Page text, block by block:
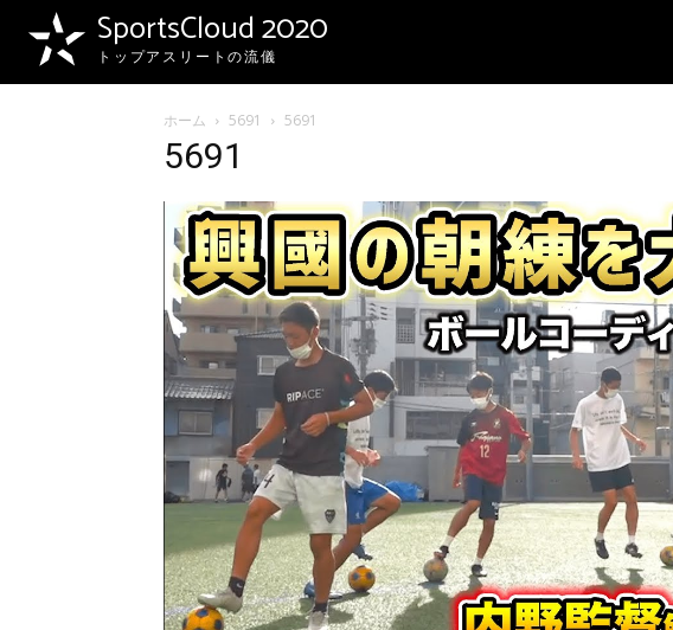
SportsCloud 2020
トップアスリートの流儀
ホーム 5691 5691
5691